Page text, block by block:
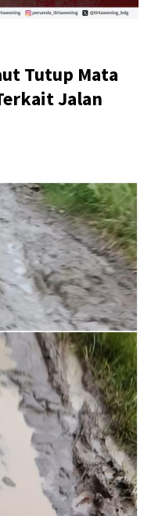
Tutup Mata
Jalan